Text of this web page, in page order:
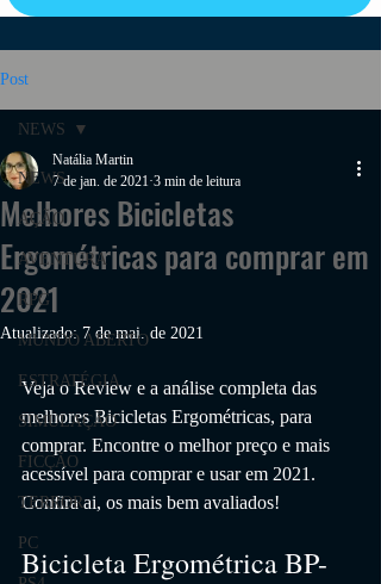
Post
NEWS
AÇÃO
AVENTURA
RPG
MUNDO ABERTO
ESTRATÉGIA
SIMULAÇÃO
FICÇÃO
TERROR
PC
NEWS
Melhores Bicicletas
Ergométricas para comprar em
2021
Natália Martin
7 de jan. de 2021 3 min de leitura
Atualizado: 7 de mai. de 2021
Veja o Review e a análise completa das
melhores Bicicletas Ergométricas, para
comprar. Encontre o melhor preço e mais
acessível para comprar e usar em 2021.
Confira ai, os mais bem avaliados!
Bicicleta Ergométrica BP-